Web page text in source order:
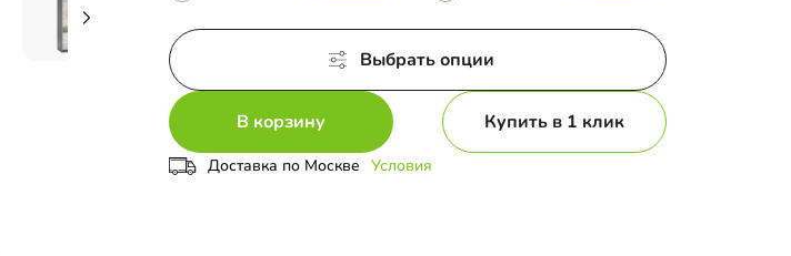
Выбрать опции
В корзину Купить в 1 клик
Доставка по Москве Условия